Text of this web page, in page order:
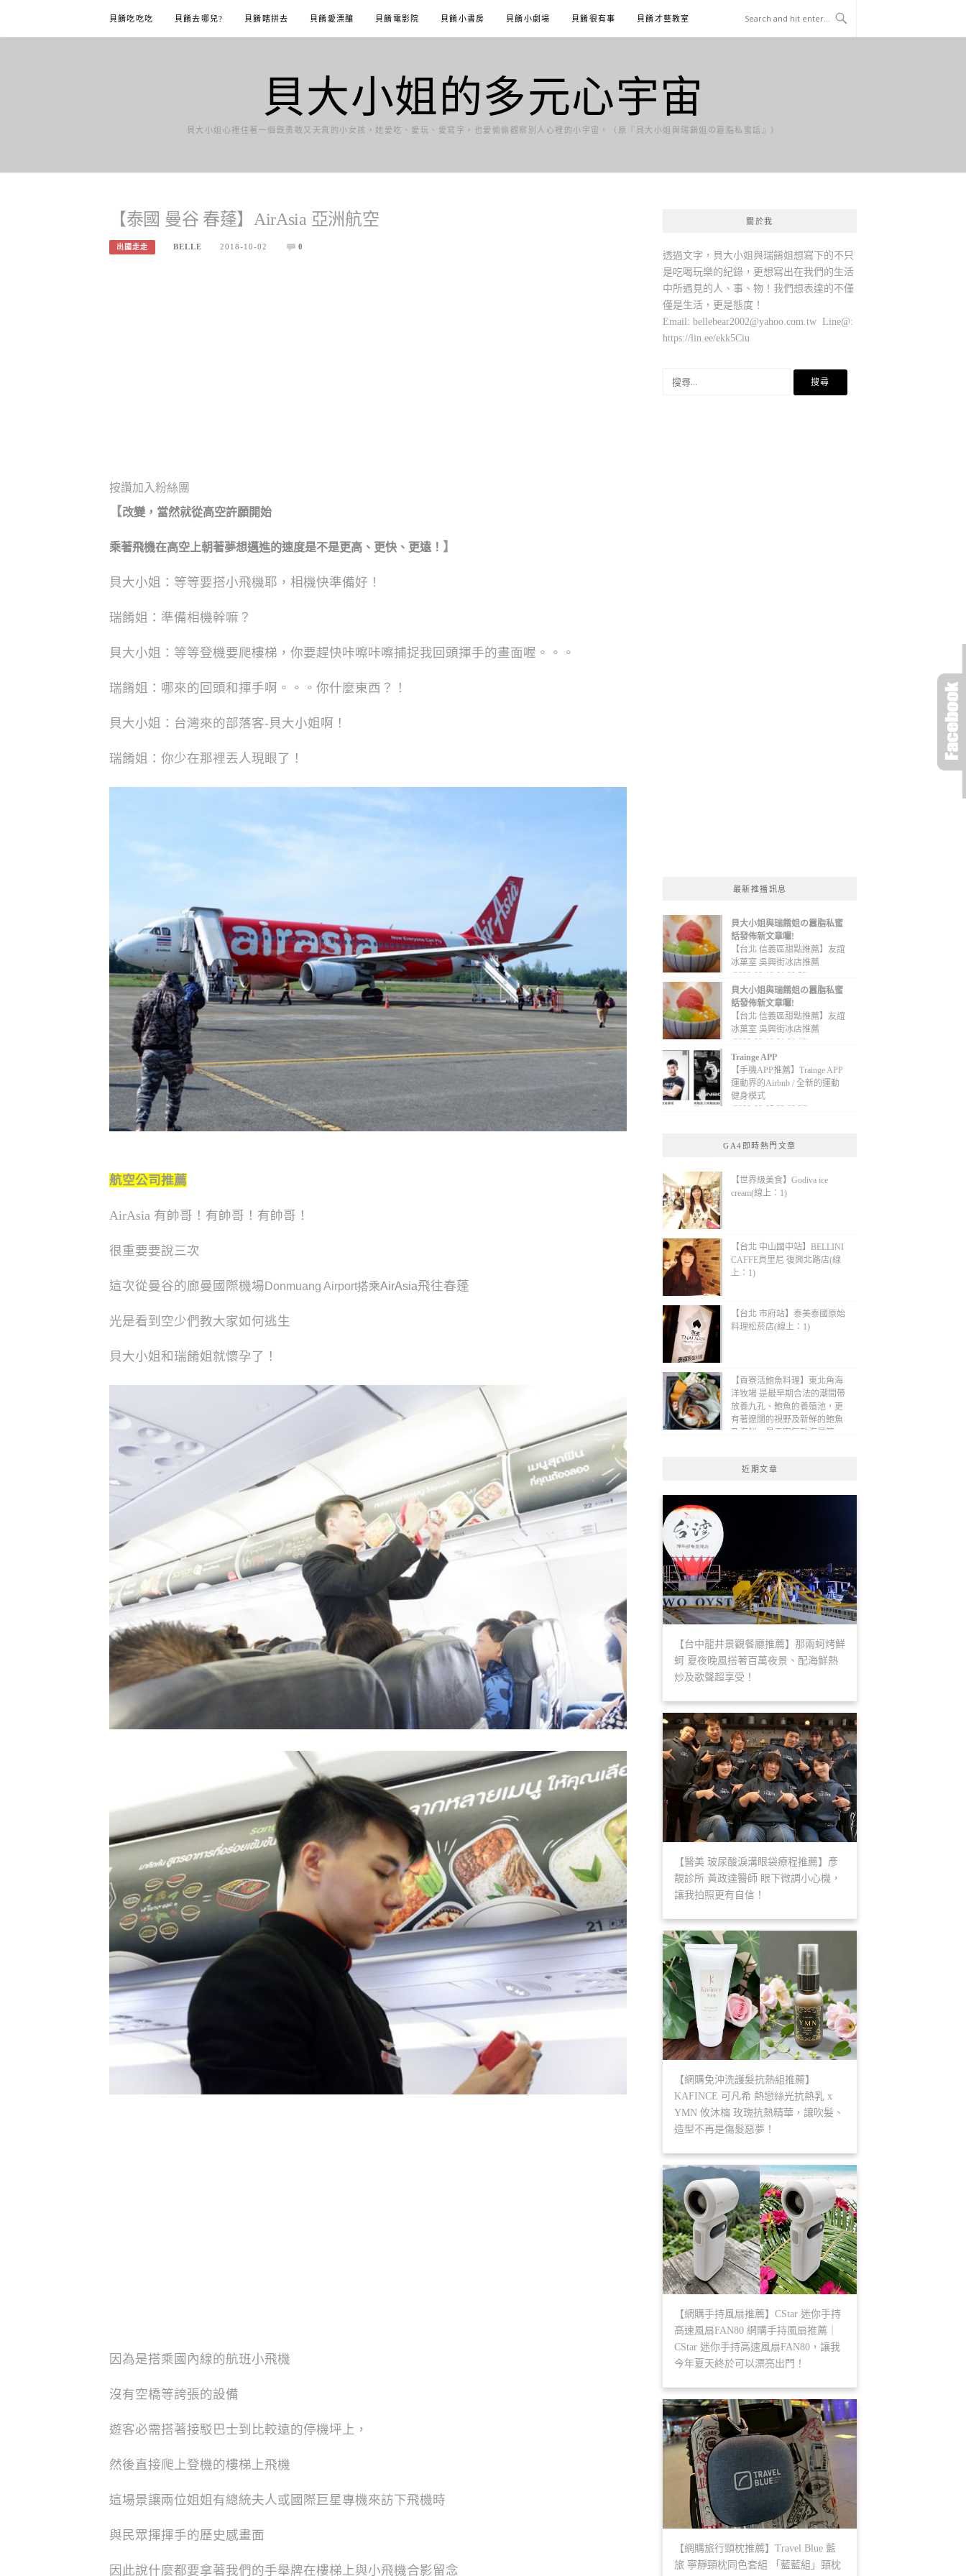
content
貝餚吃吃吃 貝餚去哪兒? 貝餚瞎拼去 貝餚愛漂釀 貝餚電影院 貝餚小書房 貝餚小劇場 貝餚很有事 貝餚才藝教室
貝大小姐的多元心宇宙
貝大小姐心裡住著一個既勇敢又天真的小女孩，她愛吃、愛玩、愛寫字，也愛偷偷觀察別人心裡的小宇宙。（原『貝大小姐與瑞餚姐の囂脂私蜜話』）
【泰國 曼谷 春蓬】AirAsia 亞洲航空
出國走走 BELLE 2018-10-02 0
按讚加入粉絲團
【改變，當然就從高空許願開始
乘著飛機在高空上朝著夢想邁進的速度是不是更高、更快、更遠！ 】
貝大小姐：等等要搭小飛機耶，相機快準備好！
瑞餚姐：準備相機幹嘛？
貝大小姐：等等登機要爬樓梯，你要趕快咔嚓咔嚓捕捉我回頭揮手的畫面喔。。。
瑞餚姐：哪來的回頭和揮手啊。。。你什麼東西？！
貝大小姐：台灣來的部落客-貝大小姐啊！
瑞餚姐：你少在那裡丟人現眼了！
航空公司推薦
AirAsia 有帥哥！有帥哥！有帥哥！
很重要要說三次
這次從曼谷的廊曼國際機場 Donmuang Airport搭乘AirAsia飛往春蓬
光是看到空少們教大家如何逃生
貝大小姐和瑞餚姐就懷孕了！
因為是搭乘國內線的航班小飛機
沒有空橋等誇張的設備
遊客必需搭著接駁巴士到比較遠的停機坪上，
然後直接爬上登機的樓梯上飛機
這場景讓兩位姐姐有總統夫人或國際巨星專機來訪下飛機時
與民眾揮揮手的歷史感畫面
因此說什麼都要拿著我們的手舉牌在樓梯上與小飛機合影留念
關於我
透過文字，貝大小姐與瑞餚姐想寫下的不只
是吃喝玩樂的紀錄，更想寫出在我們的生活
中所遇見的人、事、物！我們想表達的不僅
僅是生活，更是態度！
Email: bellebear2002@yahoo.com.tw Line@:
https://lin.ee/ekk5Ciu
最新推播訊息
貝大小姐與瑞餚姐の囂脂私蜜
話發佈新文章囉!
【台北 信義區甜點推薦】友誼
冰菓室 吳興街冰店推薦
(2020-09-13 01:32:52)
貝大小姐與瑞餚姐の囂脂私蜜
話發佈新文章囉!
【台北 信義區甜點推薦】友誼
冰菓室 吳興街冰店推薦
(2020-09-13 01:31:12)
Trainge APP
【手機APP推薦】Trainge APP
運動界的Airbnb / 全新的運動
健身模式
(2020-09-05 22:08:36)
GA4即時熱門文章
【世界級美食】Godiva ice
cream(線上：1)
【台北 中山國中站】BELLINI
CAFFE貝里尼 復興北路店(線
上：1)
【台北 市府站】泰美泰國原始
料理松菸店(線上：1)
【貢寮活鮑魚料理】東北角海
洋牧場 是最早期合法的潮間帶
放養九孔、鮑魚的養殖池，更
有著遼闊的視野及新鮮的鮑魚
及海鮮，是貢寮無敵海景第一
近期文章
【台中龍井景觀餐廳推薦】那兩蚵烤鮮
蚵 夏夜晚風搭著百萬夜景、配海鮮熱
炒及歌聲超享受！
【醫美 玻尿酸淚溝眼袋療程推薦】彥
靚診所 黃政達醫師 眼下微調小心機，
讓我拍照更有自信！
【網購免沖洗護髮抗熱組推薦】
KAFINCE 可凡希 熱戀絲光抗熱乳 x
YMN 攸沐橣 玫瑰抗熱精華，讓吹髮、
造型不再是傷髮惡夢！
【網購手持風扇推薦】CStar 迷你手持
高速風扇FAN80 網購手持風扇推薦｜
CStar 迷你手持高速風扇FAN80，讓我
今年夏天終於可以漂亮出門！
【網購旅行頸枕推薦】Travel Blue 藍
旅 寧靜頸枕同色套組 「藍藍組」頸枕